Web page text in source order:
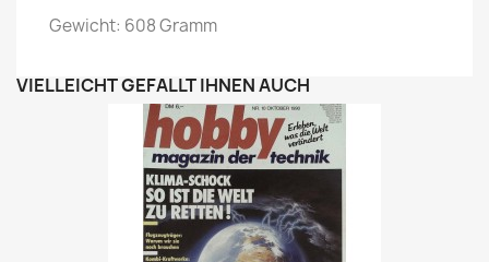
Gewicht: 608 Gramm
VIELLEICHT GEFÄLLT IHNEN AUCH